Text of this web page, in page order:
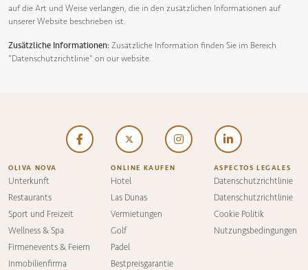
auf die Art und Weise verlangen, die in den zusätzlichen Informationen auf
unserer Website beschrieben ist.
Zusätzliche Informationen: Zusätzliche Information finden Sie im Bereich
"Datenschutzrichtlinie" on our website.
OLIVA NOVA
Unterkunft
Restaurants
Sport und Freizeit
Wellness & Spa
Firmenevents & Feiern
Inmobilienfirma
ONLINE KAUFEN
Hotel
Las Dunas
Vermietungen
Golf
Padel
Bestpreisgarantie
ASPECTOS LEGALES
Datenschutzrichtlinie
Datenschutzrichtlinie
Cookie Politik
Nutzungsbedingungen